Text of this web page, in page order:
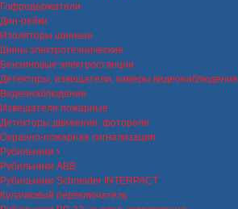
Гофродержатели
Дин-рейки
Изоляторы шинные
Шины электротехнические
Бензиновые электростанции
Детекторы, извещатели, камеры видеонаблюдения
Видеонаблюдение
Извещатели пожарные
Детекторы движения, фотореле
Охранно-пожарная сигнализация
Рубильники
Рубильники ABB
Рубильники Schneider INTERPACT
Кулачковый переключатель